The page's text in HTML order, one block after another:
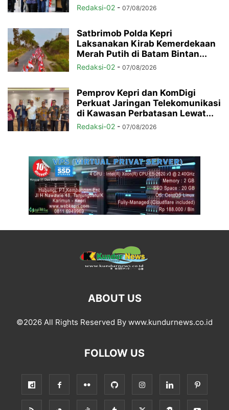
Redaksi-02 - 07/08/2026
Satbrimob Polda Kepri
Laksanakan Kirab Kemerdekaan
Merah Putih di Batam Bintan...
Redaksi-02 - 07/08/2026
Pemprov Kepri dan KomDigi
Perkuat Jaringan Telekomunikasi
di Kawasan Perbatasan Lewat...
Redaksi-02 - 07/08/2026
ABOUT US
©2026 All Rights Reserved By www.kundurnews.co.id
FOLLOW US